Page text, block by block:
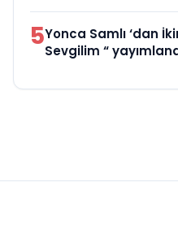
5Yonca Samlı ‘dan
Sevgilim “